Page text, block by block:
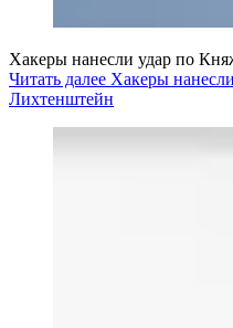
Хакеры нанесли удар по
Читать далее Хакеры
Лихтенштейн